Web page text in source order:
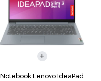
Notebook Lenovo IdeaPad